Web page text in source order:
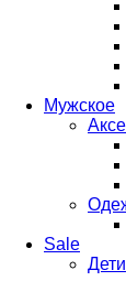
Мужское
Sale
Дети